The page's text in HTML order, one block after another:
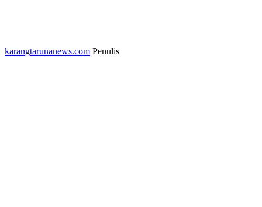
karangtarunanews.com Penulis